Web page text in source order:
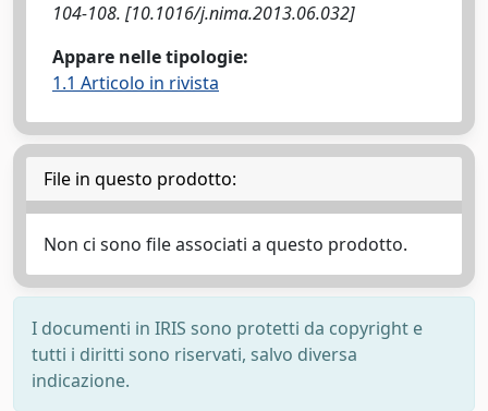
104-108. [10.1016/j.nima.2013.06.032]
Appare nelle tipologie:
1.1 Articolo in rivista
File in questo prodotto:
Non ci sono file associati a questo prodotto.
I documenti in IRIS sono protetti da copyright e
tutti i diritti sono riservati, salvo diversa
indicazione.